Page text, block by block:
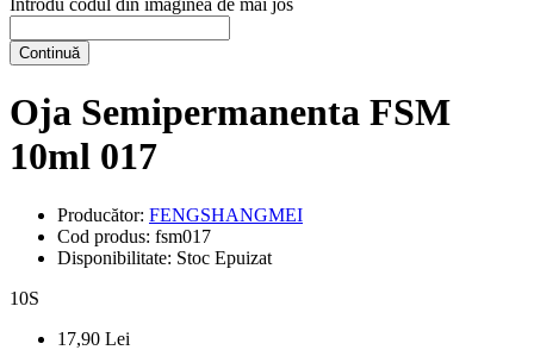
Continuă
Oja Semipermanenta FSM
10ml 017
Producător: FENGSHANGMEI
Cod produs: fsm017
Disponibilitate: Stoc Epuizat
10S
17,90 Lei